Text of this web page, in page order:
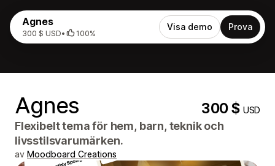
Agnes
300 $ USD• 100%
Visa demo Prova
Agnes 300 $USD
Flexibelt tema för hem, barn, teknik och
livsstilsvarumärken.
av Moodboard Creations